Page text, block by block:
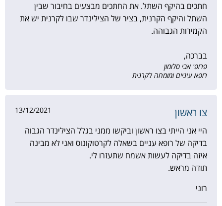
חתכים בהיקף השתל. את החתכים מבצעים בחיבור שבין
השתל והיקף הקרנית, בציר של הצילינדר שבו לקרנית יש את
הקמירות הגבוהה.
בברכה,
פרופ' אבי סלומון
רופא עיניים ומומחה לקרנית
צו ראשון 13/12/2021
היי אני הייתי בצו ראשון וביקשו ממני בגלל הצילינדר הגבוה
בדיקה של רופא עניים בשאלה לקרטוקונוס ואני לא מבינה
איזה בדיקה לעשות אשמח שתעזרו לי.
תודה מראש.
רוני